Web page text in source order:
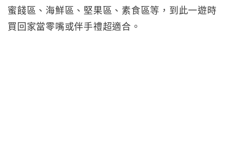
蜜餞區、海鮮區、堅果區、素食區等，到此一遊時
買回家當零嘴或伴手禮超適合。